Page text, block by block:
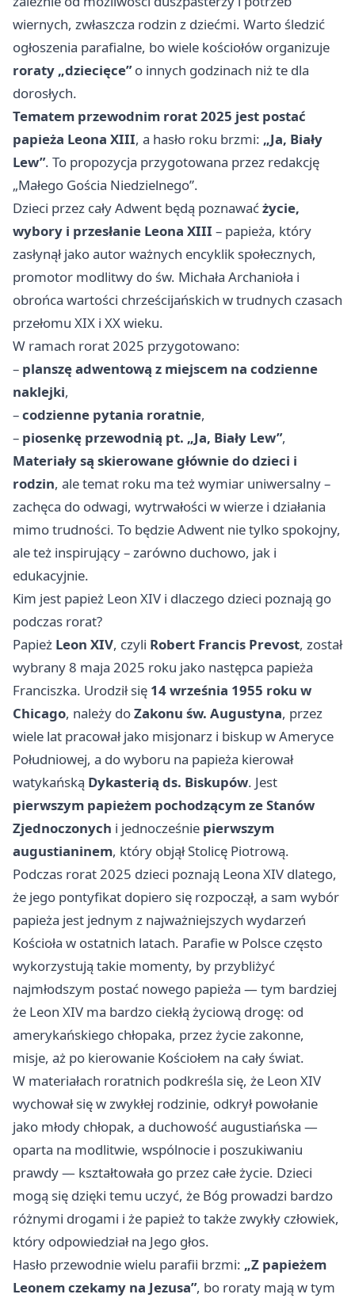
wiernych, zwłaszcza rodzin z dziećmi. Warto śledzić
ogłoszenia parafialne, bo wiele kościołów organizuje
roraty „dziecięce”o innych godzinach niż te dla
dorosłych.
Tematem przewodnim rorat 2025 jest postać
papieża Leona XIII, a hasło roku brzmi: „Ja, Biały
Lew”. To propozycja przygotowana przez redakcję
„Małego Gościa Niedzielnego”.
Dzieci przez cały Adwent będą poznawaćżycie,
wybory i przesłanie Leona XIII – papieża, który
zasłynął jako autor ważnych encyklik społecznych,
promotor modlitwy do św. Michała Archanioła i
obrońca wartości chrześcijańskich w trudnych czasach
przełomu XIX i XX wieku.
W ramach rorat 2025 przygotowano:
– planszę adwentową z miejscem na codzienne
naklejki,
–codzienne pytania roratnie,
– piosenkę przewodnią pt. „Ja, Biały Lew”,
Materiały są skierowane głównie do dzieci i
rodzin, ale temat roku ma też wymiar uniwersalny –
zachęca do odwagi, wytrwałości w wierze i działania
mimo trudności. To będzie Adwent nie tylko spokojny,
ale też inspirujący – zarówno duchowo, jak i
edukacyjnie.
Kim jest papież Leon XIV i dlaczego dzieci poznają go
podczas rorat?
Papież Leon XIV, czyli Robert Francis Prevost, został
wybrany 8 maja 2025 roku jako następca papieża
Franciszka. Urodził się 14 września 1955 roku w
Chicago, należy doZakonu św. Augustyna, przez
wiele lat pracował jako misjonarz i biskup w Ameryce
Południowej, a do wyboru na papieża kierował
watykańską Dykasterią ds. Biskupów. Jest
pierwszym papieżem pochodzącym ze Stanów
Zjednoczonych i jednocześnie pierwszym
augustianinem, który objął Stolicę Piotrową.
Podczas rorat 2025 dzieci poznają Leona XIV dlatego,
że jego pontyfikat dopiero się rozpoczął, a sam wybór
papieża jest jednym z najważniejszych wydarzeń
Kościoła w ostatnich latach. Parafie w Polsce często
wykorzystują takie momenty, by przybliżyć
najmłodszym postać nowego papieża — tym bardziej
że Leon XIV ma bardzo ciekłą życiową drogę: od
amerykańskiego chłopaka, przez życie zakonne,
misje, aż po kierowanie Kościołem na cały świat.
W materiałach roratnich podkreśla się, że Leon XIV
wychował się w zwykłej rodzinie, odkrył powołanie
jako młody chłopak, a duchowość augustiańska —
oparta na modlitwie, wspólnocie i poszukiwaniu
prawdy — kształtowała go przez całe życie. Dzieci
mogą się dzięki temu uczyć, że Bóg prowadzi bardzo
różnymi drogami i że papież to także zwykły człowiek,
który odpowiedział na Jego głos.
Hasło przewodnie wielu parafii brzmi: „Z papieżem
Leonem czekamy na Jezusa”, bo roraty mają w tym